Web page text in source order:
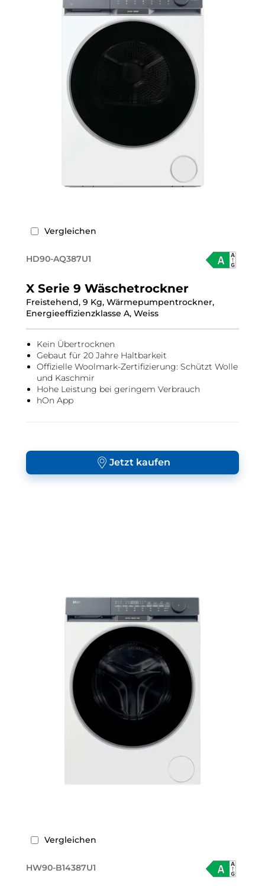
Vergleichen
HD90-AQ387U1
X Serie 9 Wäschetrockner
Freistehend, 9 Kg, Wärmepumpentrockner,
Energieeffizienzklasse A, Weiss
Kein Übertrocknen
Gebaut für 20 Jahre Haltbarkeit
Offizielle Woolmark-Zertifizierung: Schützt Wolle
und Kaschmir
Hohe Leistung bei geringem Verbrauch
hOn App
Jetzt kaufen
Vergleichen
HW90-B14387U1